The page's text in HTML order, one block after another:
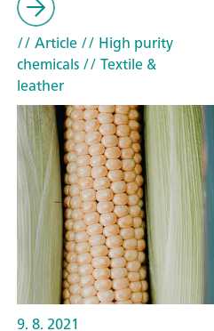
// Article// High purity
chemicals// Textile &
leather
9. 8. 2021